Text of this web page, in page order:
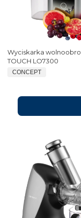
Wyciskarka
TOUCH LO7300
CONCEPT